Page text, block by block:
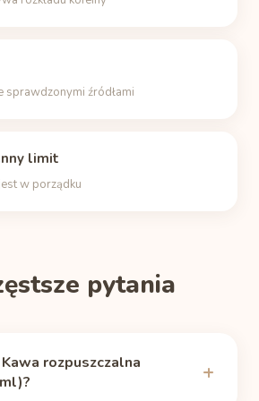
sprawdzonymi źródłami
limit
w porządku
pytania
rozpuszczalna